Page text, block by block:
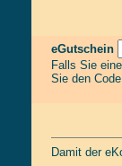
eGutschein
Falls Sie
Sie den
Damit der